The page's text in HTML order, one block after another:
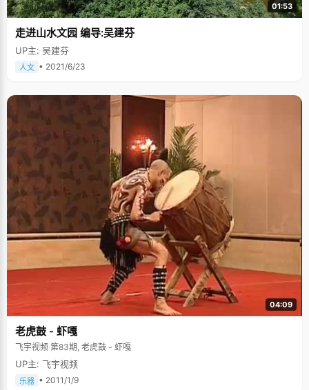
01:53
走进山水文园 编导:吴建芬
UP主: 吴建芬
人文 • 2021/6/23
04:09
老虎鼓 - 虾嘎
飞宇视频 第83期, 老虎鼓 - 虾嘎
UP主: 飞宇视频
乐器 • 2011/1/9